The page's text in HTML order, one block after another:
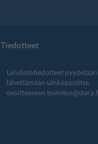
Tiedotteet
Lehdistötiedotteet pyydetään
lähettämään sähköpostitse
osoitteeseen